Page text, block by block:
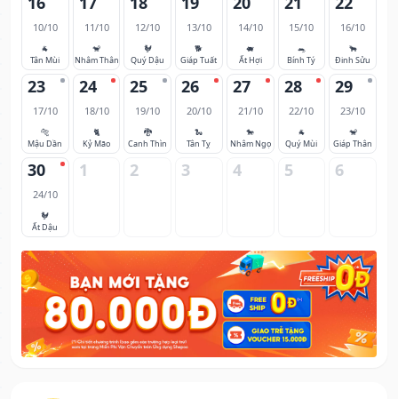
10/10
🐐
Tân Mùi
11/10
🐒
Nhâm Thân
12/10
🐓
Quý Dậu
13/10
🐕
Giáp Tuất
14/10
🐖
Ất Hợi
15/10
🐀
Bính Tý
16/10
🐂
Đinh Sửu
23
17/10
🐅
Mậu Dần
24
18/10
🐈
Kỷ Mão
25
19/10
🐉
Canh Thìn
26
20/10
🐍
Tân Tỵ
27
21/10
🐎
Nhâm Ngọ
28
22/10
🐐
Quý Mùi
29
23/10
🐒
Giáp Thân
30
24/10
🐓
Ất Dậu
1 2 3 4 5 6